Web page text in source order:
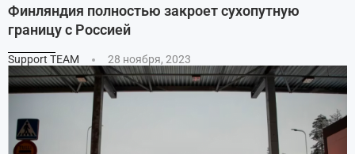
Финляндия полностью закроет сухопутную
границу с Россией
Support TEAM 28 ноября, 2023